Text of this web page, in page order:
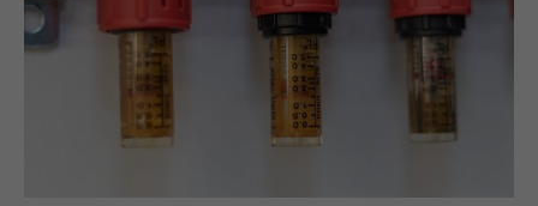
Lorem ipsum dolor sit amet, consectetuer adipiscing
elit.
Aenean commodo ligula eget dolor. Aenean massa.
Cum sociis natoque penatibus et magnis dis parturient
ultricies nec.